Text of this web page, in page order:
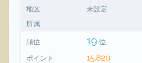
地区
未設定
所属
順位 19 位
ポイント 15,820